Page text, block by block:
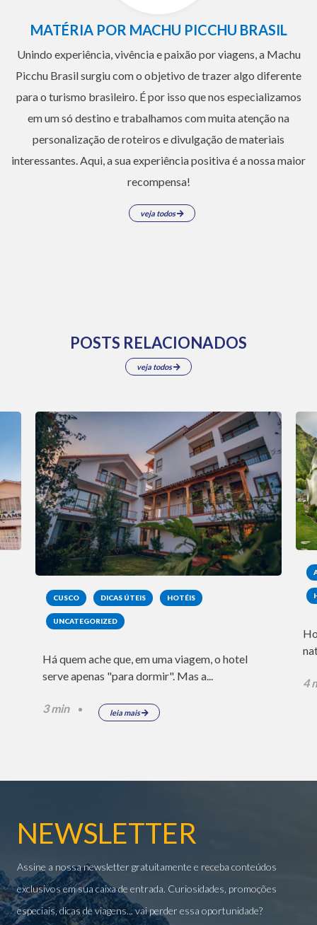
MATÉRIA POR MACHU PICCHU BRASIL
Unindo experiência, vivência e paixão por viagens, a Machu
Picchu Brasil surgiu com o objetivo de trazer algo diferente
para o turismo brasileiro. É por isso que nos especializamos
em um só destino e trabalhamos com muita atenção na
personalização de roteiros e divulgação de materiais
interessantes. Aqui, a sua experiência positiva é a nossa maior
recompensa!
veja todos
POSTS RELACIONADOS
veja todos
CUSCO DICAS ÚTEIS HOTÉIS
UNCATEGORIZED
Há quem ache que, em uma viagem, o hotel
serve apenas "para dormir". Mas a...
3 min leia mais
4
NEWSLETTER
Assine a nossa newsletter gratuitamente e receba conteúdos
exclusivos em sua caixa de entrada. Curiosidades, promoções
especiais, dicas de viagens... vai perder essa oportunidade?